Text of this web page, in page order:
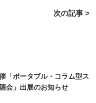
次の記事 >
「ポータブル・コラム型ス
会」出展のお知らせ